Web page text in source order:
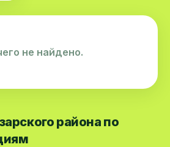
не найдено.
района по